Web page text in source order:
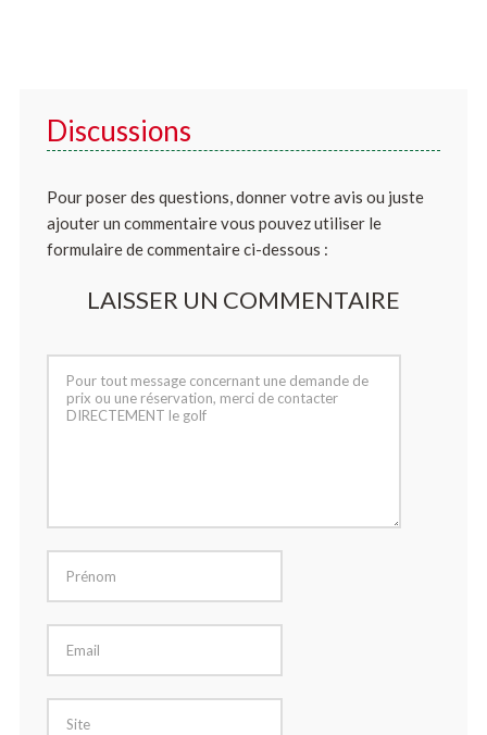
Discussions
Pour poser des questions, donner votre avis ou juste
ajouter un commentaire vous pouvez utiliser le
formulaire de commentaire ci-dessous :
LAISSER UN COMMENTAIRE